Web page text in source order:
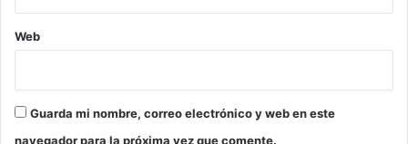
Web
Guarda mi nombre, correo electrónico y web en este
navegador para la próxima vez que comente.